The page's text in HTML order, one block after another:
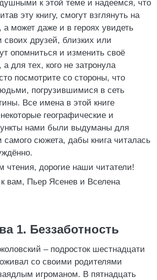
к этой теме и надеемся, что
эту книгу, смогут взглянуть на
а может даже и в героях увидеть
друзей, близких или
опомниться и изменить своё
для тех, кого не затронула
посмотрите со стороны, что
погрузившимися в сеть
Все имена в этой книге
географические и
нами были выдуманы для
самого сюжета, дабы книга читалась
чтения, дорогие наши читатели!
вам, Пьер Ясенев и Вселена
1. Беззаботность
– подросток шестнадцати
со своими родителями
игроманом. В пятнадцать